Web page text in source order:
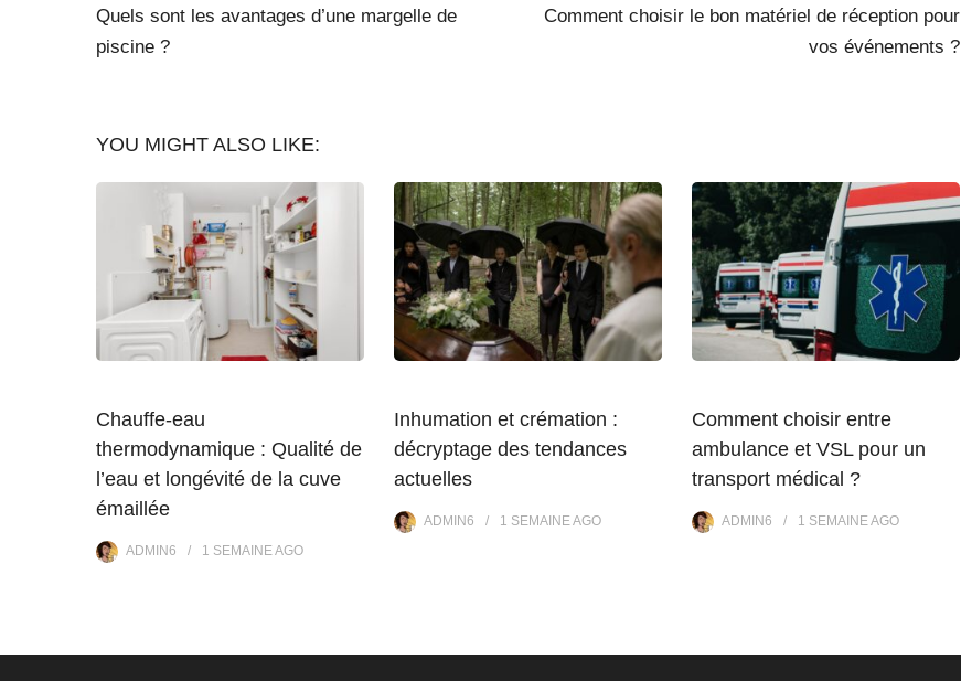
Quels sont les avantages d’une margelle de
piscine ?
Comment choisir le bon matériel de réception pour
vos événements ?
YOU MIGHT ALSO LIKE:
Chauffe-eau
thermodynamique : Qualité de
l’eau et longévité de la cuve
émaillée
ADMIN6 1 SEMAINEAGO
Inhumation et crémation :
décryptage des tendances
actuelles
ADMIN6 1 SEMAINEAGO
Comment choisir entre
ambulance et VSL pour un
transport médical ?
ADMIN6 1 SEMAINEAGO